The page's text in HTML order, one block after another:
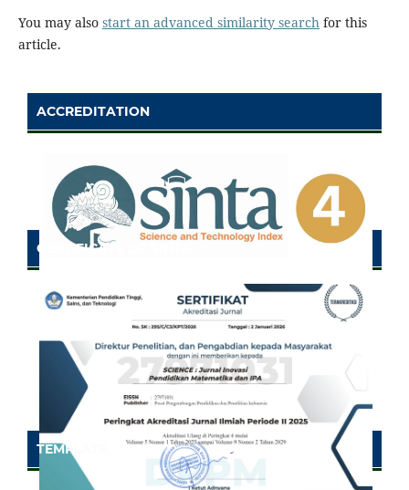
You may also start an advanced similarity searchfor this
article.
ACCREDITATION
CERTIFICATE OF SINTA
TEMPLATE